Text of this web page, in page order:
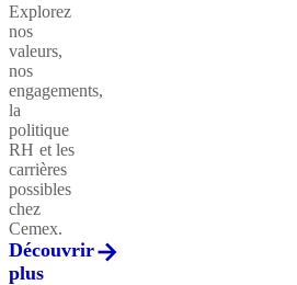
Explorez
nos
valeurs,
nos
engagements,
la
politique
RH et les
carrières
possibles
chez
Cemex.
Découvrir
plus